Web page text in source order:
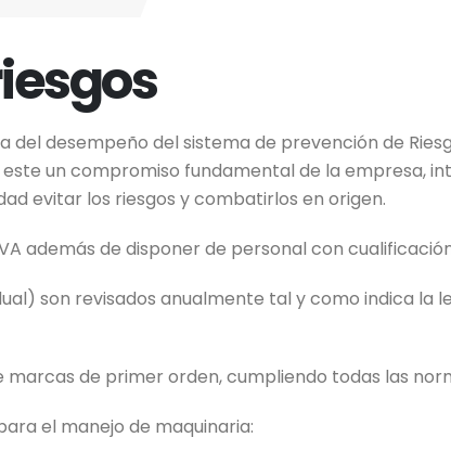
del desempeño del sistema de prevención de
un compromiso fundamental de la empresa,
evitar los riesgos y combatirlos en origen.
además de disponer de personal con
son revisados anualmente tal y como indica
de primer orden, cumpliendo todas las
el manejo de maquinaria: